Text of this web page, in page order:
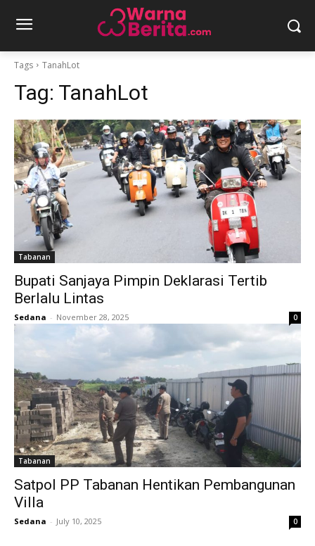
Tags TanahLot
Tag: TanahLot
Tabanan
Bupati Sanjaya Pimpin Deklarasi Tertib
Berlalu Lintas
Sedana - November 28, 2025 0
Tabanan
Satpol PP Tabanan Hentikan Pembangunan
Villa
Sedana - July 10, 2025 0